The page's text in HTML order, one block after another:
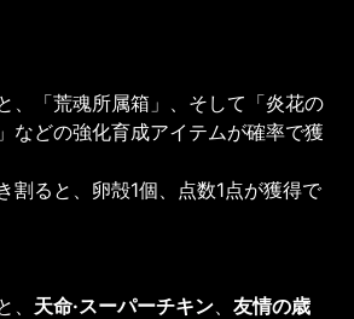
、「荒魂所属箱」、そして「炎花の
などの強化育成アイテムが確率で獲
割ると、卵殻1個、点数1点が獲得で
、 天命·スーパーチキン 、友情の歳